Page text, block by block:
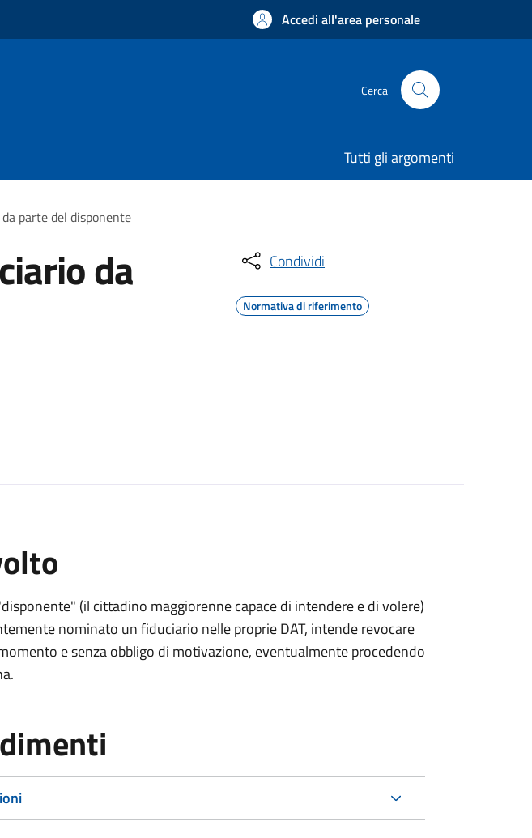
Accedi all'area personale
Cerca
Tutti gli argomenti
parte del disponente
da Condividi
Normativa di riferimento
(il cittadino maggiorenne capace di intendere e di volere)
nominato un fiduciario nelle proprie DAT, intende revocare
e senza obbligo di motivazione, eventualmente procedendo